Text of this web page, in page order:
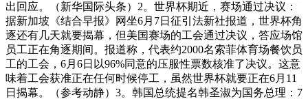
出回应。（新华国际头条）2。世界杯期近，赛场通过决议：
据新加坡《结合早报》网坐6月7日征引法新社报道，世界杯角
逐还有几天就要揭幕，但美国赛场的工会通过决议，答应场馆
员工正在角逐期间。报道称，代表约2000名索菲体育场餐饮员
工的工会，6月6日以96%同意的压服性票数核准了决议。这意
味着工会获准正在任何时候停工，虽然世界杯就要正在6月11
日揭幕。（参考动静）3。韩国总统提名韩圣淑为国务总理：7